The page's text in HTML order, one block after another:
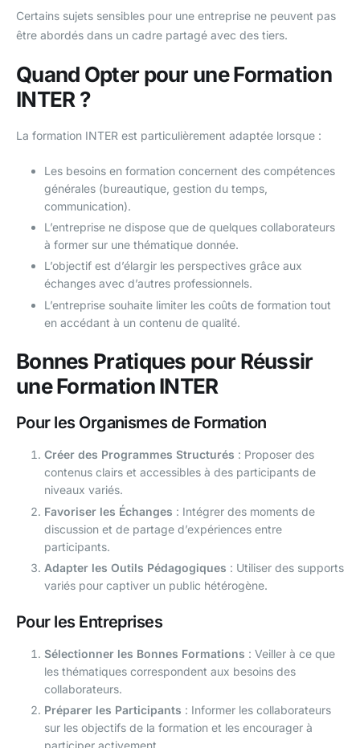
Certains sujets sensibles pour une entreprise ne peuvent pas
être abordés dans un cadre partagé avec des tiers.
Quand Opter pour une Formation
INTER ?
La formation INTER est particulièrement adaptée lorsque :
Les besoins en formation concernent des compétences
générales (bureautique, gestion du temps,
communication).
L’entreprise ne dispose que de quelques collaborateurs
à former sur une thématique donnée.
L’objectif est d’élargir les perspectives grâce aux
échanges avec d’autres professionnels.
L’entreprise souhaite limiter les coûts de formation tout
en accédant à un contenu de qualité.
Bonnes Pratiques pour Réussir
une Formation INTER
Pour les Organismes de Formation
Créer des Programmes Structurés : Proposer des
contenus clairs et accessibles à des participants de
niveaux variés.
Favoriser les Échanges : Intégrer des moments de
discussion et de partage d’expériences entre
participants.
Adapter les Outils Pédagogiques : Utiliser des supports
variés pour captiver un public hétérogène.
Pour les Entreprises
Sélectionner les Bonnes Formations : Veiller à ce que
les thématiques correspondent aux besoins des
collaborateurs.
Préparer les Participants : Informer les collaborateurs
sur les objectifs de la formation et les encourager à
participer activement.